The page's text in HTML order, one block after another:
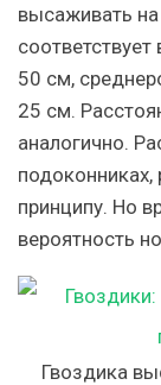
высаживать
50 см,
25 см.
аналогично.
принципу. Но
вероятность
Гвоздика